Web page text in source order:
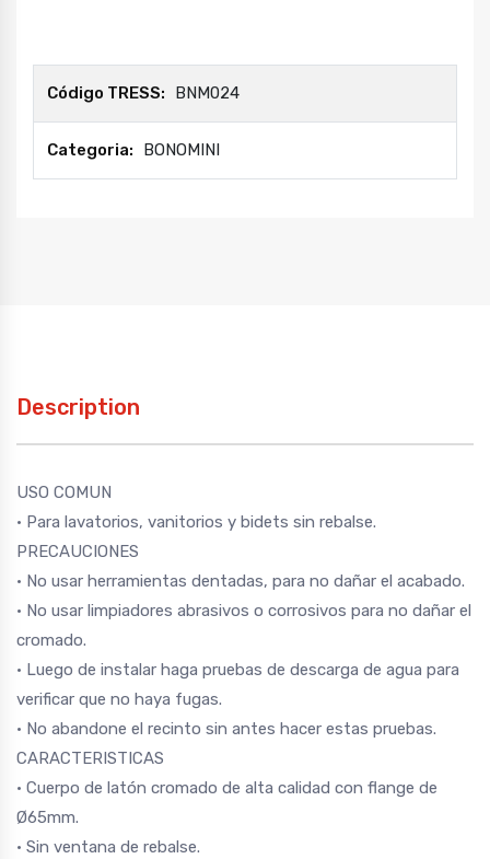
Código TRESS: BNM024
Categoria: BONOMINI
Description
USO COMUN
• Para lavatorios, vanitorios y bidets sin rebalse.
PRECAUCIONES
• No usar herramientas dentadas, para no dañar el acabado.
• No usar limpiadores abrasivos o corrosivos para no dañar el
cromado.
• Luego de instalar haga pruebas de descarga de agua para
verificar que no haya fugas.
• No abandone el recinto sin antes hacer estas pruebas.
CARACTERISTICAS
• Cuerpo de latón cromado de alta calidad con flange de
Ø65mm.
• Sin ventana de rebalse.